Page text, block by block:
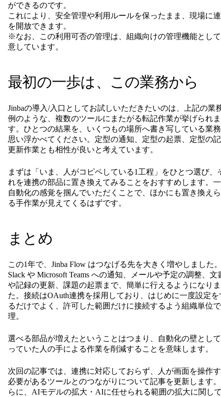
ができるのです。
これにより、安全管理や利用ルールを保ったまま、現場に
を開放できます。
※なお、この利用可否の管理は、組織向けの管理機能とし
意しています。
最初の一歩は、この業務から
Jinbaの導入/入口としてお試しいただきたいのは、上記の業
例のような、複数のツールにまたがる転記作業が挙げられま
す。ひとつの結果を、いくつもの場所へ書き写している業
思い浮かべてください。定型の通知、定型の起票、定型の
更新作業とも相性が良いと考えています。
まずは「いま、人がコピペしている1工程」をひとつ選び、
れを連携の部品に置き換えてみることをおすすめします。
自動化の感覚を掴んでいただくことで、ほかにも置き換え
る手作業が見えてくるはずです。
まとめ
この1年で、Jinba Flow はつなげる先を大きく増やしました
Slack や Microsoft Teams への通知、メールや予定の調整、文
や記録の更新、課題の起票まで、簡単に行えるようになり
た。接続はOAuth連携を採用しており、はじめに一度設定を
るだけでよく、許可した範囲だけに接続するよう組織単位
理。
選べる部品が増えたということはつまり、自動化の壁とし
っていた人の手による作業を削減することを意味します。
次回の記事では、連携に対応しておらず、人が画面を操作
必要があるツールとのつながりについて記事を更新します
らに、AIモデルの拡大・AIに任せられる範囲の拡大に関し